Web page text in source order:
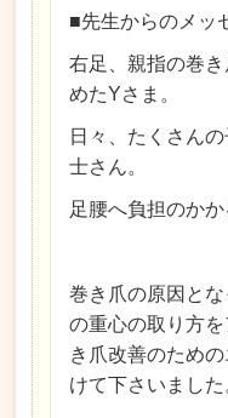
■先生からのメッ
右足、親指の巻
めたYさま。
日々、たくさん
士さん。
足腰へ負担のかか
巻き爪の原因と
の重心の取り方
き爪改善のため
けて下さいました